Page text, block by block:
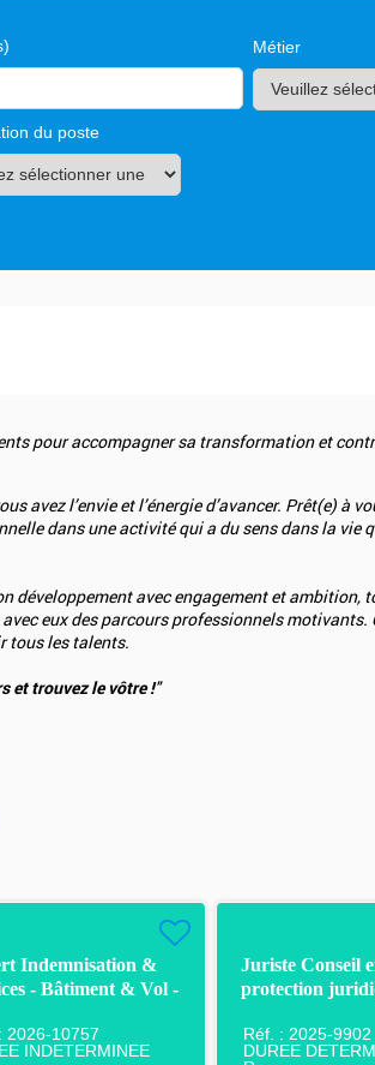
Métier
du poste
pour accompagner sa transformation et
avez l’envie et l’énergie d’avancer. Prêt(e) à
dans une activité qui a du sens dans la vie
développement avec engagement et ambition,
eux des parcours professionnels
tous les talents.
et trouvez le vôtre !"
Indemnisation &
- Bâtiment & Vol -
2026-10757
INDETERMINEE
Juriste Conseil
protection
Réf. : 2025-9902
DUREE